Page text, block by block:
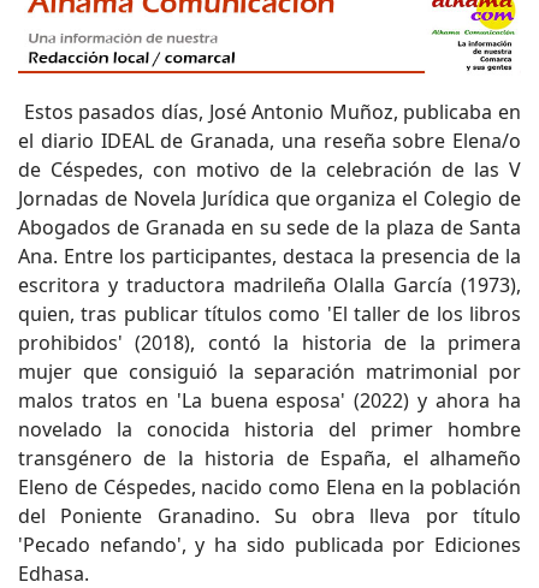
Estos pasados días, José Antonio Muñoz, publicaba en
el diario IDEAL de Granada, una reseña sobre Elena/o
de Céspedes, con motivo de la celebración de las V
Jornadas de Novela Jurídica que organiza el Colegio de
Abogados de Granada en su sede de la plaza de Santa
Ana. Entre los participantes, destaca la presencia de la
escritora y traductora madrileña Olalla García (1973),
quien, tras publicar títulos como 'El taller de los libros
prohibidos' (2018), contó la historia de la primera
mujer que consiguió la separación matrimonial por
malos tratos en 'La buena esposa' (2022) y ahora ha
novelado la conocida historia del primer hombre
transgénero de la historia de España, el alhameño
Eleno de Céspedes, nacido como Elena en la población
del Poniente Granadino. Su obra lleva por título
'Pecado nefando', y ha sido publicada por Ediciones
Edhasa.